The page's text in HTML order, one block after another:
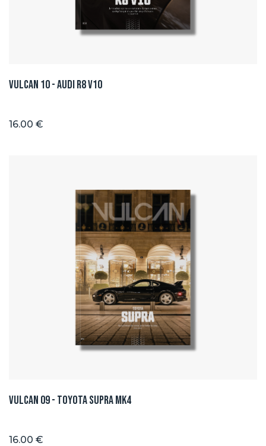
Vulcan 10 - Audi R8 V10
16.00 €
Vulcan 09 - Toyota Supra Mk4
16.00 €